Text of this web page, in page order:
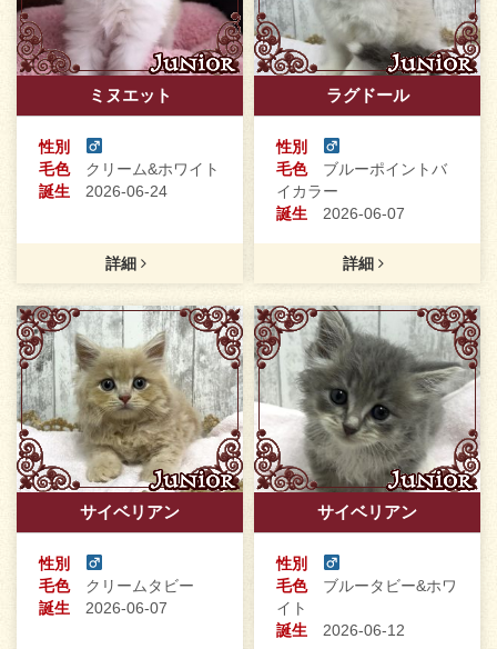
ミヌエット
性別
毛色クリーム&ホワイト
誕生 2026-06-24
詳細
ラグドール
性別
毛色ブルーポイントバ
イカラー
誕生 2026-06-07
詳細
サイベリアン
性別
毛色クリームタビー
誕生 2026-06-07
サイベリアン
性別
毛色ブルータビー&ホワ
イト
誕生 2026-06-12